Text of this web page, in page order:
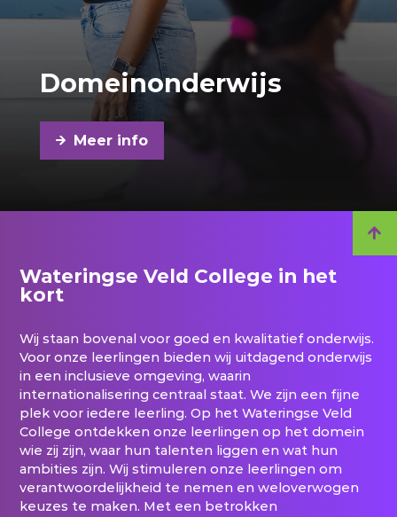
Domeinonderwijs
Meer info
Wateringse Veld College in het
kort
Wij staan bovenal voor goed en kwalitatief onderwijs.
Voor onze leerlingen bieden wij uitdagend onderwijs
in een inclusieve omgeving, waarin
internationalisering centraal staat. We zijn een fijne
plek voor iedere leerling. Op het Wateringse Veld
College ontdekken onze leerlingen op het domein
wie zij zijn, waar hun talenten liggen en wat hun
ambities zijn. Wij stimuleren onze leerlingen om
verantwoordelijkheid te nemen en weloverwogen
keuzes te maken. Met een betrokken